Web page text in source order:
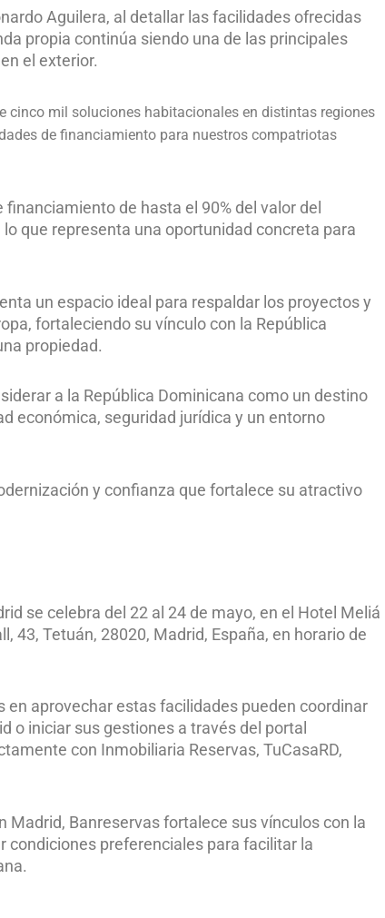
Aguilera, al detallar las facilidades ofrecidas
propia continúa siendo una de las principales
el exterior.
cinco mil soluciones habitacionales en distintas regiones
de financiamiento para nuestros compatriotas
de hasta el 90% del valor del
que representa una oportunidad concreta para
un espacio ideal para respaldar los proyectos y
fortaleciendo su vínculo con la República
propiedad.
a la República Dominicana como un destino
económica, seguridad jurídica y un entorno
y confianza que fortalece su atractivo
se celebra del 22 al 24 de mayo, en el Hotel Meliá
43, Tetuán, 28020, Madrid, España, en horario de
aprovechar estas facilidades pueden coordinar
o iniciar sus gestiones a través del portal
con Inmobiliaria Reservas, TuCasaRD,
Banreservas fortalece sus vínculos con la
condiciones preferenciales para facilitar la